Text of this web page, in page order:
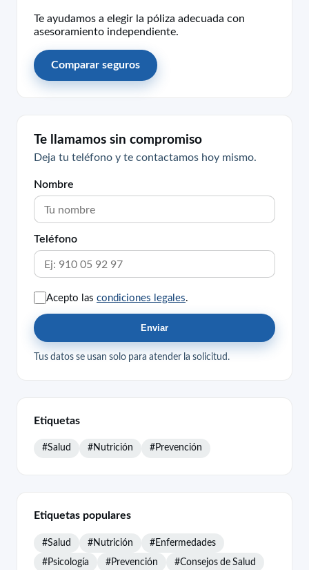
Te ayudamos a elegir la póliza adecuada con
asesoramiento independiente.
Comparar seguros
Te llamamos sin compromiso
Deja tu teléfono y te contactamos hoy mismo.
Nombre
Teléfono
Acepto las condiciones legales
Enviar
Tus datos se usan solo para atender la solicitud.
Etiquetas
#Salud #Nutrición #Prevención
Etiquetas populares
#Salud #Nutrición #Enfermedades
#Psicología #Prevención #Consejos de Salud